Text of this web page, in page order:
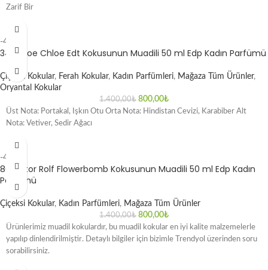
Zarif Bir
-43%
34 Chloe Chloe Edt Kokusunun Muadili 50 ml Edp Kadın Parfümü
Çiçeksi Kokular, Ferah Kokular, Kadın Parfümleri, Mağaza Tüm Ürünler,
Oryantal Kokular
1.400,00₺ 800,00₺
Üst Nota: Portakal, Işkın Otu Orta Nota: Hindistan Cevizi, Karabiber Alt
Nota: Vetiver, Sedir Ağacı
-43%
80 Viktor Rolf Flowerbomb Kokusunun Muadili 50 ml Edp Kadın
Parfümü
Çiçeksi Kokular, Kadın Parfümleri, Mağaza Tüm Ürünler
1.400,00₺ 800,00₺
Ürünlerimiz muadil kokulardır, bu muadil kokular en iyi kalite malzemelerle
yapılıp dinlendirilmiştir. Detaylı bilgiler için bizimle Trendyol üzerinden soru
sorabilirsiniz.